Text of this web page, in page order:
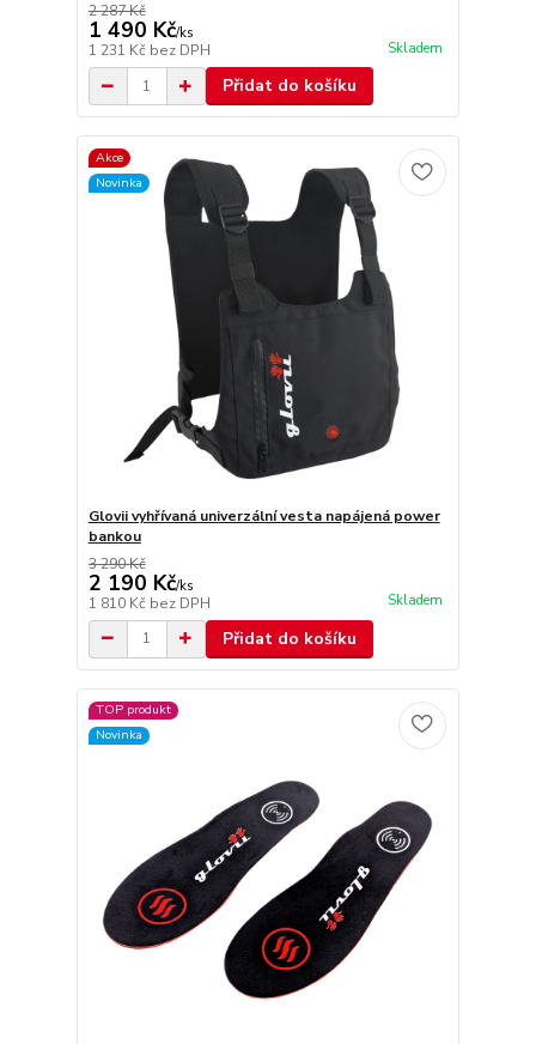
2 287 Kč
1 490 Kč/ks
1 231 Kč bez DPH Skladem
Přidat do košíku
Akce
Novinka
Glovii vyhřívaná univerzální vesta napájená power
bankou
3 290 Kč
2 190 Kč/ks
1 810 Kč bez DPH Skladem
Přidat do košíku
TOP produkt
Novinka